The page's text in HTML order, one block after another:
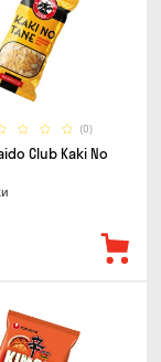
(0)
Club Kaki No